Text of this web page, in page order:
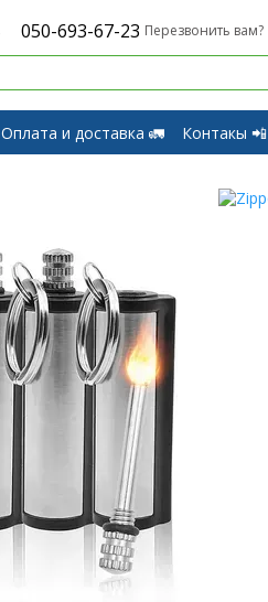
050-693-67-23 Перезвонить вам?
Оплата и доставка 🚛 Контакы 📲
Обмен и Возврат